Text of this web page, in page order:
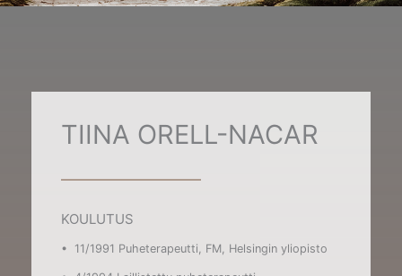
TIINA ORELL-NACAR
KOULUTUS
• 11/1991 Puheterapeutti, FM, Helsingin yliopisto